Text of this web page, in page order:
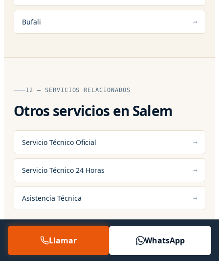
Bufali
12 — SERVICIOS RELACIONADOS
Otros servicios en Salem
Servicio Técnico Oficial
Servicio Técnico 24 Horas
Asistencia Técnica
Llamar WhatsApp